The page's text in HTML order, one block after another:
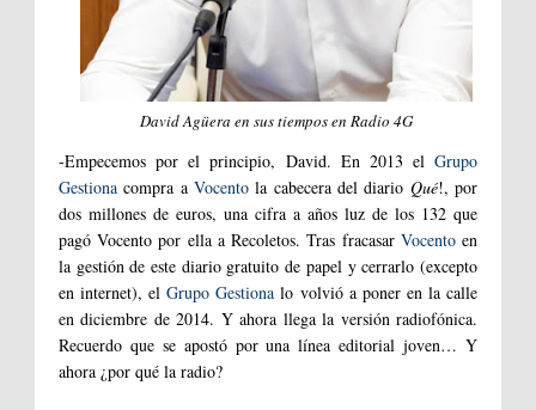
David Agüera en sus tiempos en Radio 4G
-Empecemos por el principio, David. En 2013 el Grupo
Gestiona compra a Vocento la cabecera del diario Qué!, por
dos millones de euros, una cifra a años luz de los 132 que
pagó Vocento por ella a Recoletos. Tras fracasar Vocentoen
la gestión de este diario gratuito de papel y cerrarlo (excepto
en internet), elGrupo Gestiona lo volvió a poner en la calle
en diciembre de 2014. Y ahora llega la versión radiofónica.
Recuerdo que se apostó por una línea editorial joven… Y
ahora ¿por qué la radio?